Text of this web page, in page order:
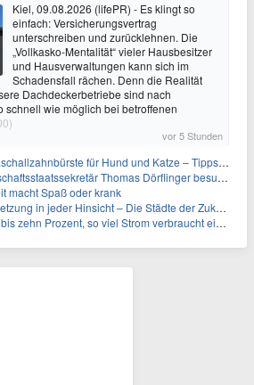
Kiel, 09.08.2026 (lifePR) - Es klingt so
einfach: Versicherungsvertrag
unterschreiben und zurücklehnen. Die
„Vollkasko-Mentalität“ vieler Hausbesitzer
und Hausverwaltungen kann sich im
Schadensfall rächen. Denn die Realität
Dachdeckerbetriebe sind nach
schnell wie möglich bei betroffenen
vor 5 Stunden
für Hund und Katze – Tipps zur erfolgreichen Eingewöhnung
Thomas Dörflinger besucht Handwerksbetrieb im Kammerbezirk Freiburg
macht Spaß oder krank
in jeder Hinsicht – Die Städte der Zukunft sind grün-blau
zehn Prozent, so viel Strom verbraucht ein Aufzug im Gebäude